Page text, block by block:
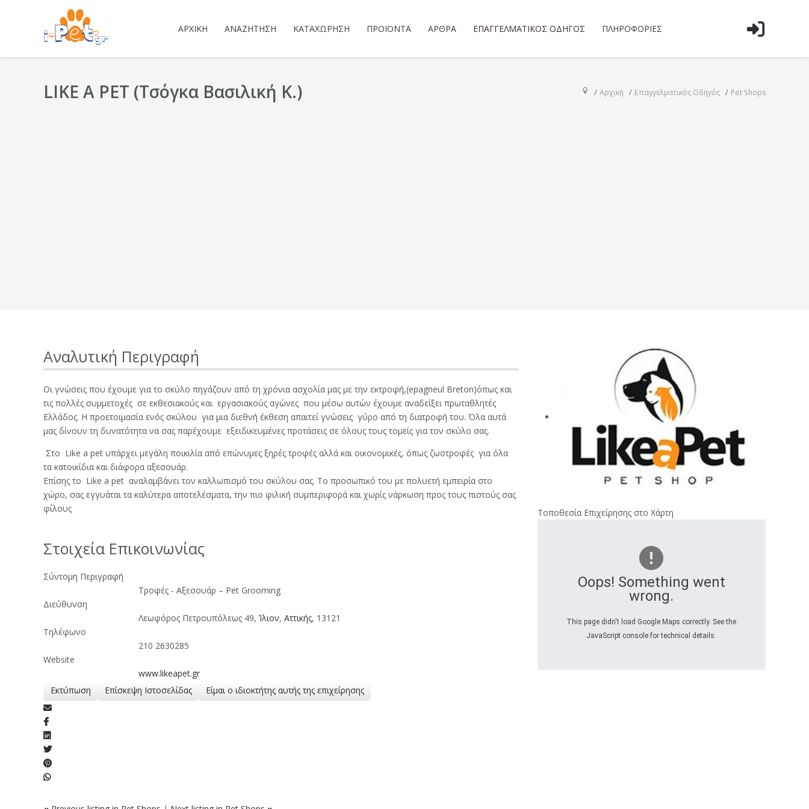
ΑΡΧΙΚΉ ΑΝΑΖΉΤΗΣΗ ΚΑΤΑΧΏΡΗΣΗ ΠΡΟΪΌΝΤΑ ΆΡΘΡΑ ΕΠΑΓΓΕΛΜΑΤΙΚΌΣ ΟΔΗΓΌΣ ΠΛΗΡΟΦΟΡΊΕΣ
LIKE A PET (Τσόγκα Βασιλική Κ.) Αρχική Επαγγελματικός Οδηγός Pet Shops
Αναλυτική Περιγραφή
Οι γνώσεις που έχουμε για το σκύλο πηγάζουν από τη χρόνια ασχολία μας με την εκτροφή,(epagneul Breton)όπως και
τις πολλές συμμετοχές σε εκθεσιακούς και εργασιακούς αγώνες που μέσω αυτών έχουμε αναδείξει πρωταθλητές
Ελλάδος. Η προετοιμασία ενός σκύλου για μια διεθνή έκθεση απαιτεί γνώσεις γύρο από τη διατροφή του. Όλα αυτά
μας δίνουν τη δυνατότητα να σας παρέχουμε εξειδικευμένες προτάσεις σε όλους τους τομείς για τον σκύλο σας.
Στο Like a pet υπάρχει μεγάλη ποικιλία από επώνυμες ξηρές τροφές αλλά και οικονομικές, όπως ζωοτροφές για όλα
τα κατοικίδια και διάφορα αξεσουάρ.
Επίσης τo Like a pet αναλαμβάνει τον καλλωπισμό του σκύλου σας. Το προσωπικό του με πολυετή εμπειρία στο
χώρο, σας εγγυάται τα καλύτερα αποτελέσματα, την πιο φιλική συμπεριφορά και χωρίς νάρκωση προς τους πιστούς σας
φίλους
Στοιχεία Επικοινωνίας
Σύντομη Περιγραφή
Τροφές - Αξεσουάρ – Pet Grooming
Διεύθυνση
Λεωφόρος Πετρουπόλεως 49, Ίλιον, Aττικής, 13121
Τηλέφωνο
210 2630285
Website
www.likeapet.gr
Εκτύπωση
Επίσκεψη Ιστοσελίδας Είμαι ο ιδιοκτήτης αυτής της επιχείρησης
Τοποθεσία Επιχείρησης στο Χάρτη
Oops! Something went
wrong.
This page didn't load Google Maps correctly. See the
JavaScript console for technical details.